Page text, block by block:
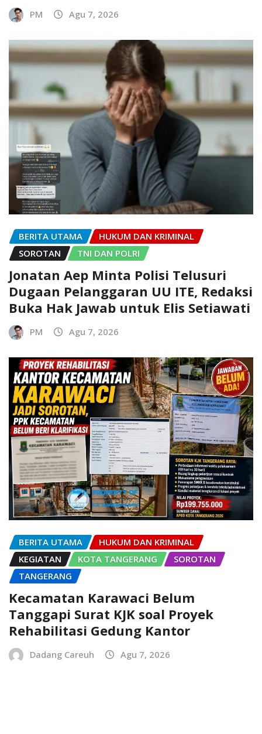
PM Agu 7, 2026
BERITA UTAMA
HUKUM DAN KRIMINAL
SOROTAN
TNI DAN POLRI
Jonatan Aep Minta Polisi Telusuri
Dugaan Pelanggaran UU ITE, Redaksi
Buka Hak Jawab untuk Elis Setiawati
PM Agu 7, 2026
BERITA UTAMA
HUKUM DAN KRIMINAL
KEGIATAN
KOTA TANGERANG
SOROTAN
TANGERANG
Kecamatan Karawaci Belum
Tanggapi Surat KJK soal Proyek
Rehabilitasi Gedung Kantor
Dadang Careuh Agu 7, 2026